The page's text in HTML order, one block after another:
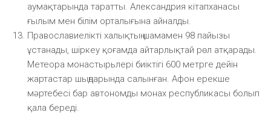
аумақтарында таратты. Александрия кітапханасы
ғылым мен білім орталығына айналды.
Православиелікті халықтың шамамен 98 пайызы
ұстанады, шіркеу қоғамда айтарлықтай рөл атқарады.
Метеора монастырьлері биіктігі 600 метрге дейін
жартастар шыңдарында салынған. Афон ерекше
мәртебесі бар автономды монах республикасы болып
қала береді.